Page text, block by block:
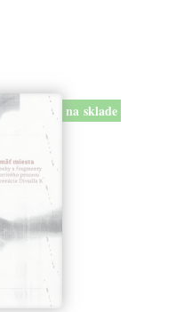
na sklade